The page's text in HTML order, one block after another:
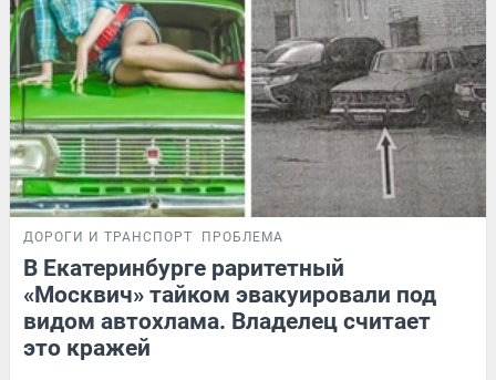
ДОРОГИ И ТРАНСПОРТ ПРОБЛЕМА
В Екатеринбурге раритетный
«Москвич» тайком эвакуировали под
видом автохлама. Владелец считает
это кражей